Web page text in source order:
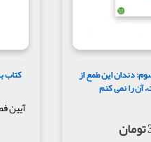
دندان این طمع از
را نمی کنم
کتاب
آیین